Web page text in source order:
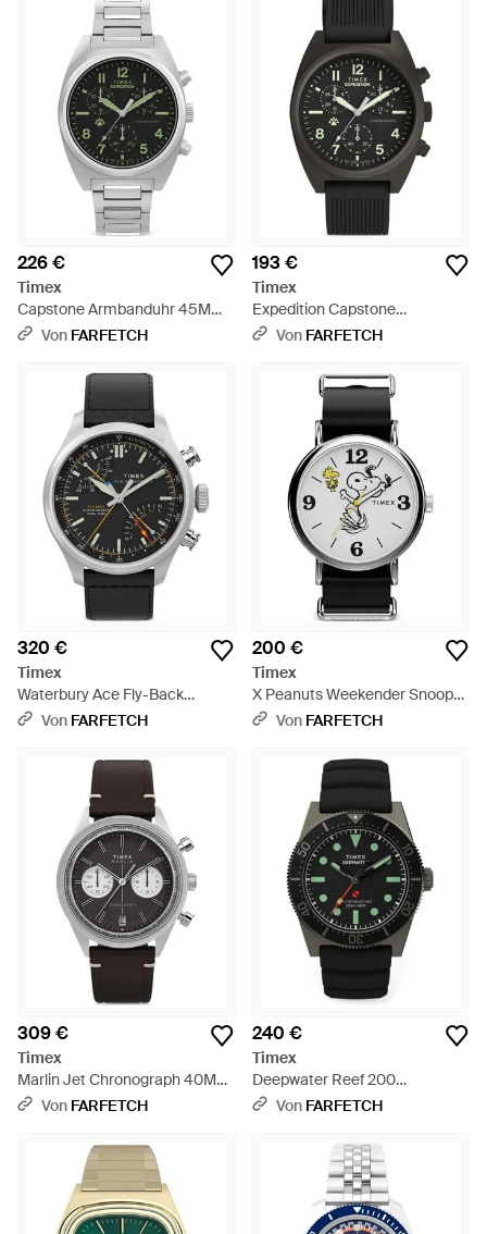
226 €
Timex
Capstone Armbanduhr 45Mm -
GrauVon FARFETCH
193 €
Timex
Expedition Capstone
Chronograph 46Mm - Schwarz
Von FARFETCH
320 €
Timex
Waterbury Ace Fly-Back
Armbanduhr 43Mm - Schwarz
Von FARFETCH
200 €
Timex
X Peanuts Weekender Snoopy
Armbanduhr 40Mm - Schwarz
Von FARFETCH
309 €
Timex
Marlin Jet Chronograph 40Mm
- Schwarz
Von FARFETCH
240 €
Timex
Deepwater Reef 200
Armbanduhr 41Mm - Schwarz
Von FARFETCH